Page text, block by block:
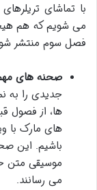
با تماشای
می شویم که هم
فصل سوم منتشر
صحنه های
جدیدی را
ها، از فصول
های مارک با
باشیم. این
موسیقی متن
می رسانند.